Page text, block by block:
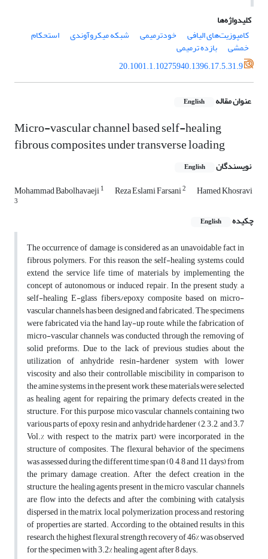
کلیدواژه‌ها
کامپوزیت‌های الیافی
خودترمیمی شبکه میکروآوندی استحکام
خمشی
بازده ترمیمی
20.1001.1.10275940.1396.17.5.31.9
عنوان مقاله English
Micro-vascular channel based self-healing
fibrous composites under transverse loading
نویسندگان English
Mohammad Babolhavaeji1 Reza Eslami Farsani2 Hamed Khosravi
3
چکیده English
The occurrence of damage is considered as an unavoidable fact in
fibrous polymers. For this reason, the self-healing systems could
extend the service life time of materials by implementing the
concept of autonomous or induced repair. In the present study, a
self-healing E-glass fibers/epoxy composite based on micro-
vascular channels has been designed and fabricated. The specimens
were fabricated via the hand lay-up route, while the fabrication of
micro-vascular channels was conducted through the removing of
solid preforms. Due to the lack of previous studies about the
utilization of anhydride resin-hardener system with lower
viscosity and also their controllable miscibility in comparison to
the amine systems, in the present work, these materials were selected
as healing agent for repairing the primary defects created in the
structure. For this purpose, mico vascular channels containing two
various parts of epoxy resin and anhydride hardener (2, 3.2, and 3.7
Vol.% with respect to the matrix part) were incorporated in the
structure of composites. The flexural behavior of the specimens
was assessed during the different time span (0, 4, 8 and 11 days) from
the primary damage creation. After the defect creation in the
structure, the healing agents present in the micro vascular channels
are flow into the defects and after the combining with catalysis
dispersed in the matrix, local polymerization process and restoring
of properties are started. According to the obtained results in this
research, the highest flexural strength recovery of 46% was observed
for the specimen with 3.2% healing agent after 8 days.